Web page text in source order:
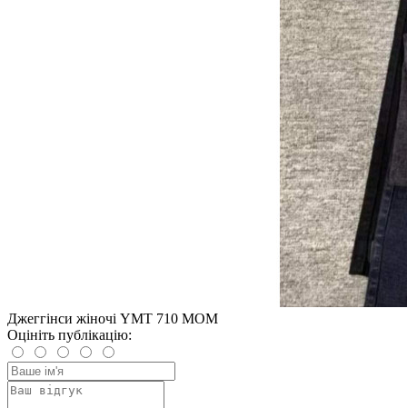
Джеггінси жіночі YMT 710 МОМ
Оцініть публікацію: